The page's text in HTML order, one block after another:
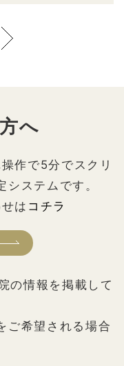
へ
作で5分でスクリ
ステムです。
は コチラ
の情報を掲載して
ご希望される場合